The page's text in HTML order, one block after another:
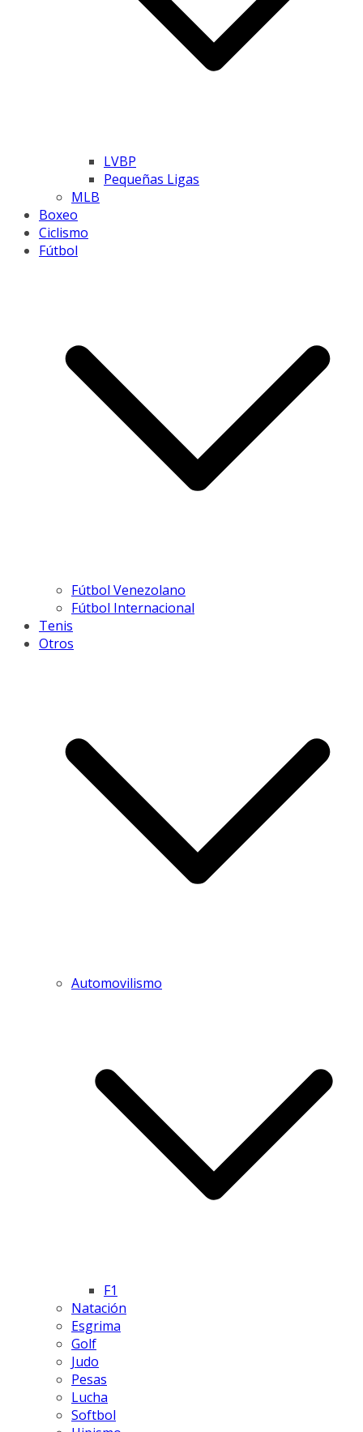
LVBP
Pequeñas Ligas
MLB
Boxeo
Ciclismo
Fútbol
Fútbol Venezolano
Fútbol Internacional
Tenis
Otros
Automovilismo
F1
Natación
Esgrima
Golf
Judo
Pesas
Lucha
Softbol